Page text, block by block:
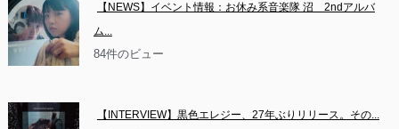
【NEWS】イベント情報：お休み系音楽隊 沼　2ndアルバ
ム...
84件のビュー
【INTERVIEW】黒色エレジー、27年ぶりリリース。その...